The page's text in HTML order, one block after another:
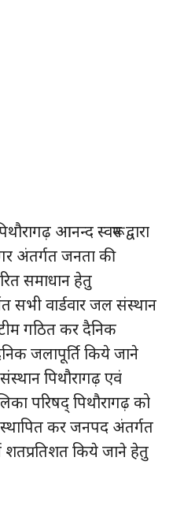
आनन्द स्वरूप द्वारा
अंतर्गत जनता की
समाधान हेतु
सभी वार्डवार जल संस्थान
गठित कर दैनिक
जलापूर्ति किये जाने
पिथौरागढ़ एवं
परिषद् पिथौरागढ़ को
कर जनपद अंतर्गत
शतप्रतिशत किये जाने हेतु